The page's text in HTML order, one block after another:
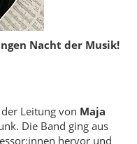
Nacht der Musik!
Leitung von Maja
Die Band ging aus
hervor und